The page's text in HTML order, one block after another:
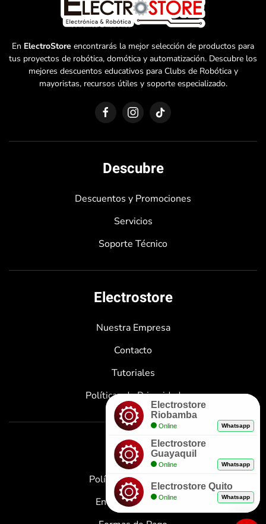
En ElectroStore encontrarás la mejor selección de productos para
tus proyectos de robótica, domótica y automatización. Descubre los
mejores descuentos educativos para Clubs de Robótica y
mayoristas, recursos útiles y soporte especializado.
Descubre
Descuentos y Promociones
Servicios
Soporte Técnico
Electrostore
Nuestra Empresa
Contacto
Tutoriales
Políticas de Privacidad
Enlaces
Políticas de Garantía
Envíos y Entregas
Electrostore
Riobamba
Online Whatsapp
Electrostore
Guayaquil
Online Whatsapp
Electrostore Quito
Online Whatsapp